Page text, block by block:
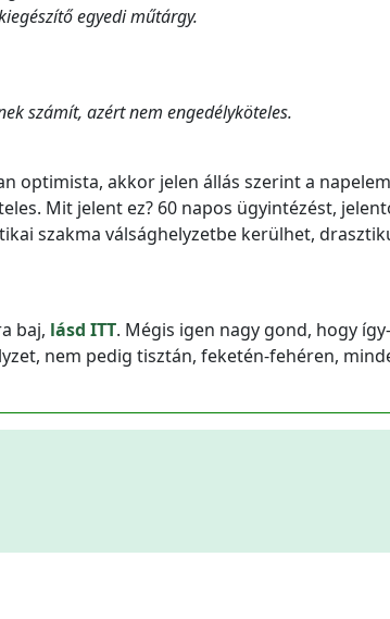
egyedi műtárgy.
számít, azért nem engedélyköteles.
optimista, akkor jelen állás szerint a
Mit jelent ez? 60 napos ügyintézést,
szakma válsághelyzetbe kerülhet,
baj, lásd ITT. Mégis igen nagy gond, hogy
nem pedig tisztán, feketén-fehéren,